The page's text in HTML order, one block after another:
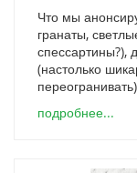
Что мы
гранаты,
спессартины?),
(настолько
подробнее...